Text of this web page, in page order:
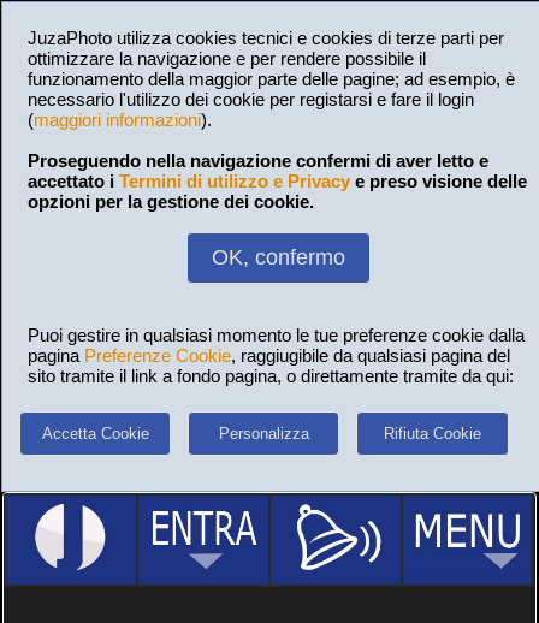
JuzaPhoto utilizza cookies tecnici e cookies di terze parti per
ottimizzare la navigazione e per rendere possibile il
funzionamento della maggior parte delle pagine; ad esempio, è
necessario l'utilizzo dei cookie per registarsi e fare il login
(maggiori informazioni).
Proseguendo nella navigazione confermi di aver letto e
accettato i Termini di utilizzo e Privacy e preso visione delle
opzioni per la gestione dei cookie.
OK, confermo
Puoi gestire in qualsiasi momento le tue preferenze cookie dalla
pagina Preferenze Cookie, raggiugibile da qualsiasi pagina del
sito tramite il link a fondo pagina, o direttamente tramite da qui:
Accetta Cookie Personalizza Rifiuta Cookie